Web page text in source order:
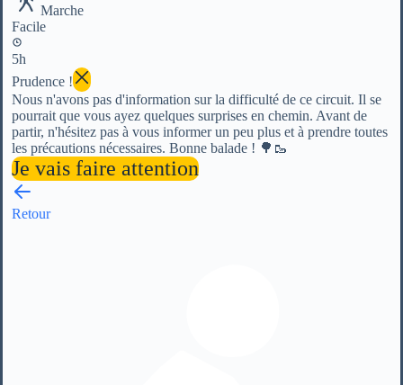
Marche
Facile
5h
Prudence !
Nous n'avons pas d'information sur la difficulté de ce circuit. Il se
pourrait que vous ayez quelques surprises en chemin. Avant de
partir, n'hésitez pas à vous informer un peu plus et à prendre toutes
les précautions nécessaires. Bonne balade ! 🌳🥾
Je vais faire attention
Retour